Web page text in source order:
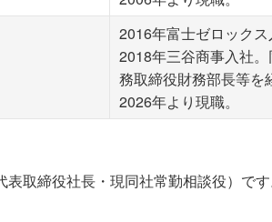
2016年富士ゼロックス
2018年三谷商事入社。
務取締役財務部長等を
2026年より現職。
取締役社長・現同社常勤相談役）です